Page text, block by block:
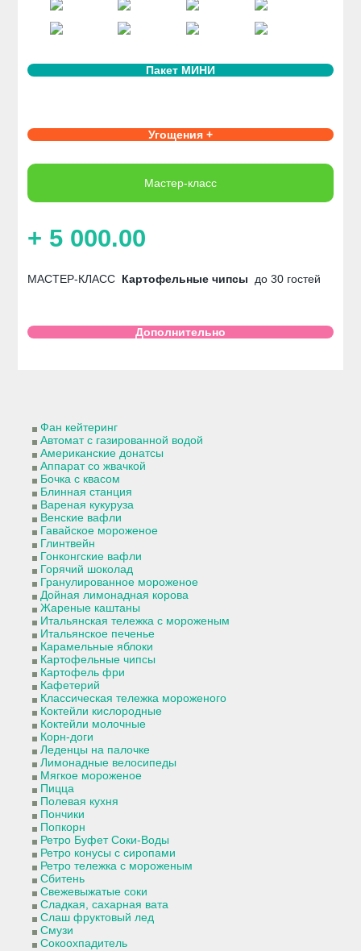
Пакет МИНИ
Угощения +
Мастер-класс
+ 5 000.00
МАСТЕР-КЛАСС Картофельные чипсы до 30 гостей
Дополнительно
Фан кейтеринг
Автомат с газированной водой
Американские донатсы
Аппарат со жвачкой
Бочка с квасом
Блинная станция
Вареная кукуруза
Венские вафли
Гавайское мороженое
Глинтвейн
Гонконгские вафли
Горячий шоколад
Гранулированное мороженое
Дойная лимонадная корова
Жареные каштаны
Итальянская тележка с мороженым
Итальянское печенье
Карамельные яблоки
Картофельные чипсы
Картофель фри
Кафетерий
Классическая тележка мороженого
Коктейли кислородные
Коктейли молочные
Корн-доги
Леденцы на палочке
Лимонадные велосипеды
Мягкое мороженое
Пицца
Полевая кухня
Пончики
Попкорн
Ретро Буфет Соки-Воды
Ретро конусы с сиропами
Ретро тележка с мороженым
Сбитень
Свежевыжатые соки
Сладкая, сахарная вата
Слаш фруктовый лед
Смузи
Сокоохпадитель